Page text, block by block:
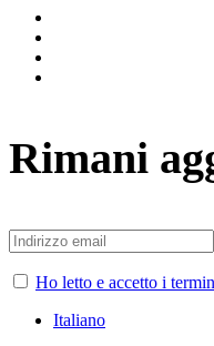
Rimani
Ho letto e accetto i
Italiano